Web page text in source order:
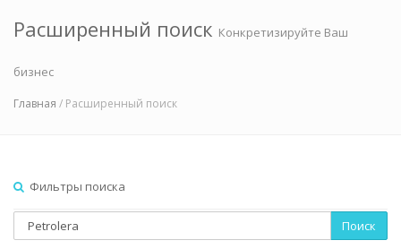
Расширенный поиск Конкретизируйте Ваш
бизнес
Главная / Расширенный поиск
Фильтры поиска
Поиск